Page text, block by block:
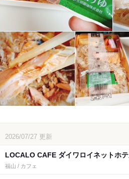
2026/07/27 更新
LOCALO CAFE ダイワロイネットホ
福山 / カフェ